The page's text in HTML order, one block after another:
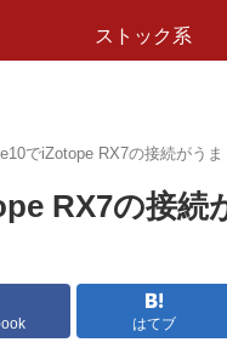
ストック系
でiZotope RX7の接続がう
RX7の接続
はてブ